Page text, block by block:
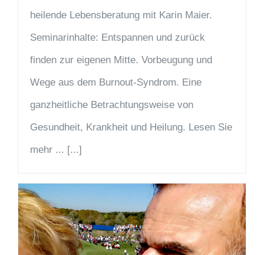
heilende Lebensberatung mit Karin Maier.
Seminarinhalte: Entspannen und zurück
finden zur eigenen Mitte. Vorbeugung und
Wege aus dem Burnout-Syndrom. Eine
ganzheitliche Betrachtungsweise von
Gesundheit, Krankheit und Heilung. Lesen Sie
mehr ... [...]